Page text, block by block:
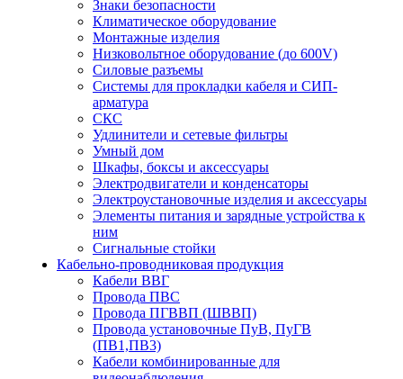
Знаки безопасности
Климатическое оборудование
Монтажные изделия
Низковольтное оборудование (до 600V)
Силовые разъемы
Системы для прокладки кабеля и СИП-
арматура
СКС
Удлинители и сетевые фильтры
Умный дом
Шкафы, боксы и аксессуары
Электродвигатели и конденсаторы
Электроустановочные изделия и аксессуары
Элементы питания и зарядные устройства к
ним
Сигнальные стойки
Кабельно-проводниковая продукция
Кабели ВВГ
Провода ПВС
Провода ПГВВП (ШВВП)
Провода установочные ПуВ, ПуГВ
(ПВ1,ПВ3)
Кабели комбинированные для